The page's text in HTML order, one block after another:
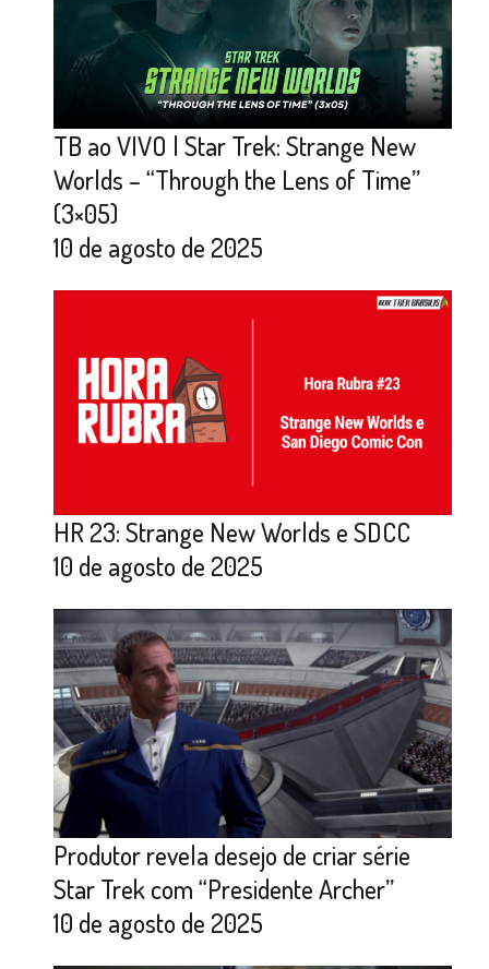
TB ao VIVO | Star Trek: Strange New
Worlds – “Through the Lens of Time”
(3×05)
10 de agosto de 2025
HR 23: Strange New Worlds e SDCC
10 de agosto de 2025
Produtor revela desejo de criar série
Star Trek com “Presidente Archer”
10 de agosto de 2025